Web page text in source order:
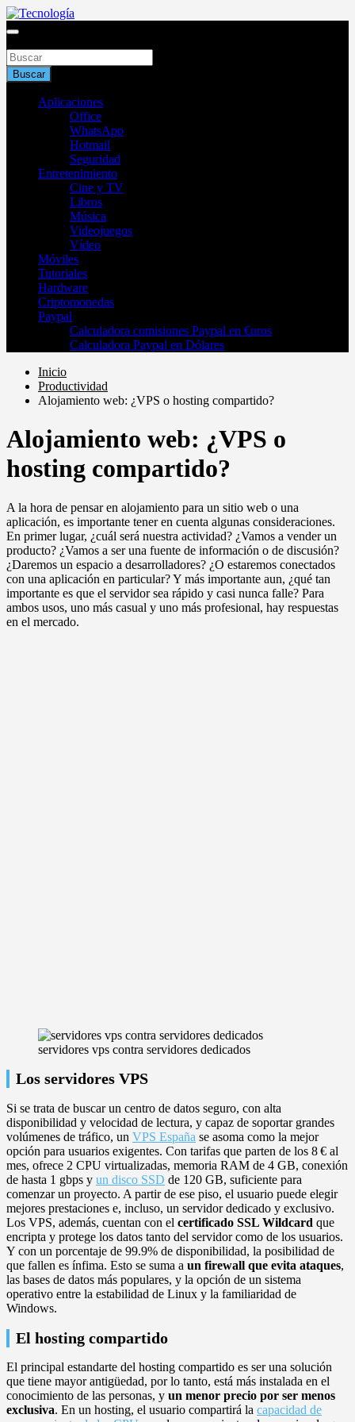
Saltar
al
Tecnología
Buscar
Aplicaciones
Office
WhatsApp
Hotmail
Seguridad
Entretenimiento
Cine y TV
Libros
Música
Videojuegos
Vídeo
Móviles
Tutoriales
Hardware
Criptomonedas
Paypal
Calculadora comisiones Paypal en €uros
Calculadora Paypal en Dólares
Inicio
Productividad
Alojamiento web: ¿VPS o hosting compartido?
Alojamiento web: ¿VPS o
hosting compartido?
A la hora de pensar en alojamiento para un sitio web o una
aplicación, es importante tener en cuenta algunas consideraciones.
En primer lugar, ¿cuál será nuestra actividad? ¿Vamos a vender un
producto? ¿Vamos a ser una fuente de información o de discusión?
¿Daremos un espacio a desarrolladores? ¿O estaremos conectados
con una aplicación en particular? Y más importante aun, ¿qué tan
importante es que el servidor sea rápido y casi nunca falle? Para
ambos usos, uno más casual y uno más profesional, hay respuestas
en el mercado.
servidores vps contra servidores dedicados
Los servidores VPS
Si se trata de buscar un centro de datos seguro, con alta
disponibilidad y velocidad de lectura, y capaz de soportar grandes
volúmenes de tráfico, un VPS España se asoma como la mejor
opción para usuarios exigentes. Con tarifas que parten de los 8 € al
mes, ofrece 2 CPU virtualizadas, memoria RAM de 4 GB, conexión
de hasta 1 gbps y un disco SSD de 120 GB, suficiente para
comenzar un proyecto. A partir de ese piso, el usuario puede elegir
mejores prestaciones e, incluso, un servidor dedicado y exclusivo.
Los VPS, además, cuentan con el certificado SSL Wildcard que
encripta y protege los datos tanto del servidor como de los usuarios.
Y con un porcentaje de 99.9% de disponibilidad, la posibilidad de
que fallen es ínfima. Esto se suma a un firewall que evita ataques,
las bases de datos más populares, y la opción de un sistema
operativo entre la estabilidad de Linux y la familiaridad de
Windows.
El hosting compartido
El principal estandarte del hosting compartido es ser una solución
que tiene mayor antigüedad, por lo tanto, está más instalada en el
conocimiento de las personas, y un menor precio por ser menos
exclusiva. En un hosting, el usuario compartirá la capacidad de